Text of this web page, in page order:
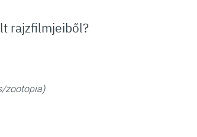
rajzfilmjeiből?
zootopia)